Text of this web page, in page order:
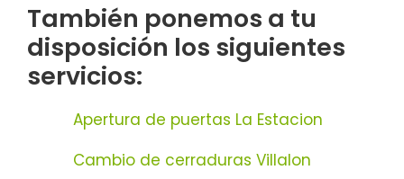
También ponemos a tu
disposición los siguientes
servicios:
Apertura de puertas La Estacion
Cambio de cerraduras Villalon